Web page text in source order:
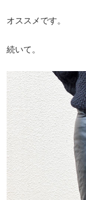
オススメです。
続いて。